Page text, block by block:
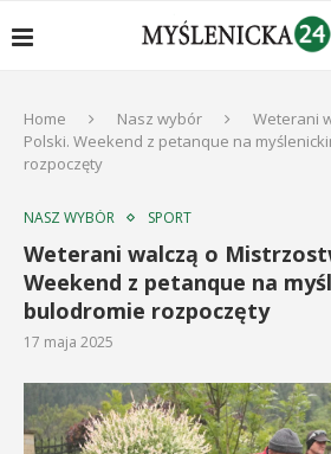
Home Nasz wybór
Weterani
Polski. Weekend z petanque na
rozpoczęty
NASZ WYBÓR SPORT
Weterani walczą o
Weekend z petanque na
bulodromie rozpoczęty
17 maja 2025